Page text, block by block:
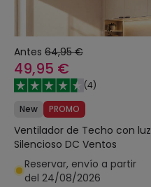
Antes 64,95 €
49,95 €
(4)
New
PROMO
Ventilador de Techo con luz
Silencioso DC Ventos
Reservar, envío a partir
del 24/08/2026